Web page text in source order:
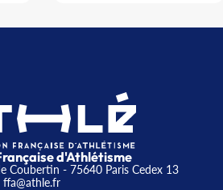
d'Athlétisme
Coubertin - 75640 Paris Cedex 13